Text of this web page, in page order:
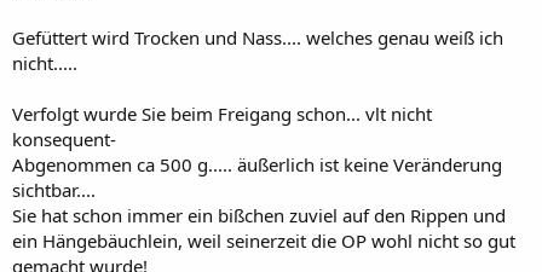
Gefüttert wird Trocken und Nass.... welches genau weiß ich
nicht.....
Verfolgt wurde Sie beim Freigang schon... vlt nicht
konsequent-
Abgenommen ca 500 g..... äußerlich ist keine Veränderung
sichtbar....
Sie hat schon immer ein bißchen zuviel auf den Rippen und
ein Hängebäuchlein, weil seinerzeit die OP wohl nicht so gut
gemacht wurde!